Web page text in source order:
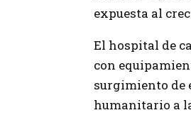
expuesta al
El hospital de
con
surgimiento de
humanitario a